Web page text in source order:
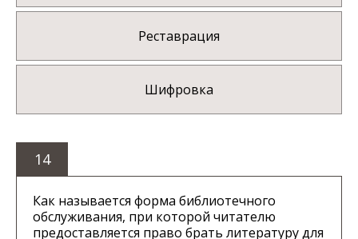
Реставрация
Шифровка
14
Как называется форма библиотечного
обслуживания, при которой читателю
предоставляется право брать литературу для